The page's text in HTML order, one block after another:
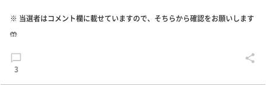
※ 当選者はコメント欄に載せていますので、そちらから確認をお願いします
🤲
3